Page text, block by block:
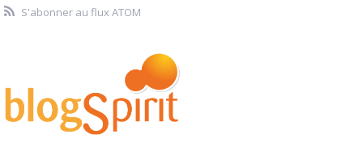
S'abonner au flux ATOM